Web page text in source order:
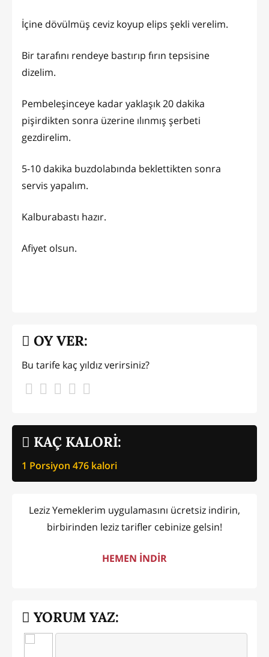
İçine dövülmüş ceviz koyup elips şekli verelim.
Bir tarafını rendeye bastırıp fırın tepsisine
dizelim.
Pembeleşinceye kadar yaklaşık 20 dakika
pişirdikten sonra üzerine ılınmış şerbeti
gezdirelim.
5-10 dakika buzdolabında beklettikten sonra
servis yapalım.
Kalburabastı hazır.
Afiyet olsun.
KAÇ KALORİ:
1 Porsiyon 476 kalori
OY VER:
Bu tarife kaç yıldız verirsiniz?
Leziz Yemeklerim uygulamasını ücretsiz indirin,
birbirinden leziz tarifler cebinize gelsin!
HEMEN İNDİR
YORUM YAZ: